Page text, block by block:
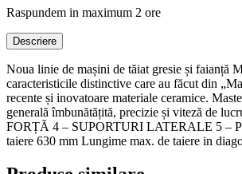
Raspundem in maximum 2 ore
Descriere
Noua linie de mașini de tăiat gresie și faianță
caracteristicile distinctive care au făcut din
recente și inovatoare materiale ceramice.
generală îmbunătățită, precizie și viteză de
FORȚĂ 4 – SUPORTURI LATERALE 5 –
taiere 630 mm Lungime max. de taiere in